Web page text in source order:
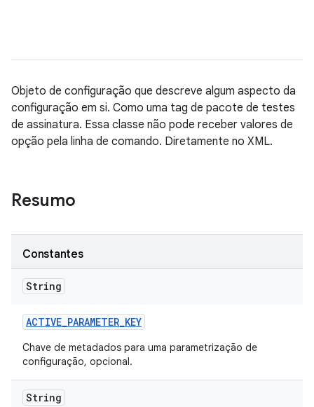
Objeto de configuração que descreve algum aspecto da
configuração em si. Como uma tag de pacote de testes
de assinatura. Essa classe não pode receber valores de
opção pela linha de comando. Diretamente no XML.
Resumo
Constantes
String
ACTIVE_PARAMETER_KEY
Chave de metadados para uma parametrização de
configuração, opcional.
String